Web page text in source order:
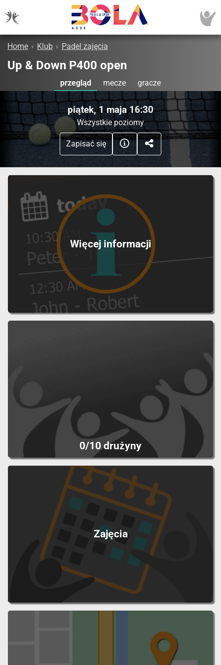
Home › Klub › Padel zajęcia
Up & Down P400 open
przegląd mecze gracze
piątek, 1 maja 16:30
Wszystkie poziomy
Zapisać się
Więcej informacji
0/10 drużyny
Zajęcia